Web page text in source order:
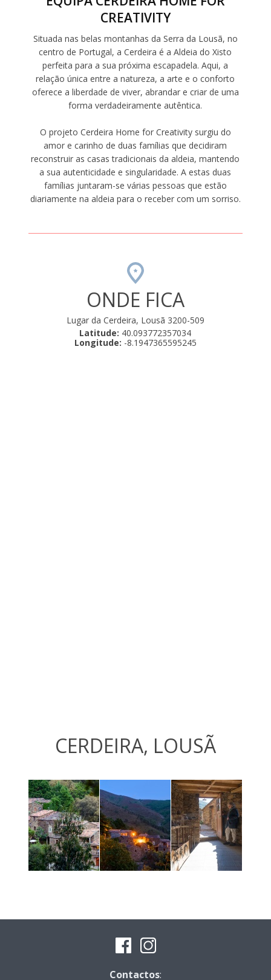
CREATIVITY
Situada nas belas montanhas da Serra da Lousã, no
centro de Portugal, a Cerdeira é a Aldeia do Xisto
perfeita para a sua próxima escapadela. Aqui, a
relação única entre a natureza, a arte e o conforto
oferece a liberdade de viver, abrandar e criar de uma
forma verdadeiramente autêntica.
O projeto Cerdeira Home for Creativity surgiu do
amor e carinho de duas famílias que decidiram
reconstruir as casas tradicionais da aldeia, mantendo
a sua autenticidade e singularidade. A estas duas
famílias juntaram-se várias pessoas que estão
diariamente na aldeia para o receber com um sorriso.
ONDE FICA
Lugar da Cerdeira, Lousã 3200-509
Latitude: 40.093772357034
Longitude: -8.1947365595245
CERDEIRA, LOUSÃ
Contactos: